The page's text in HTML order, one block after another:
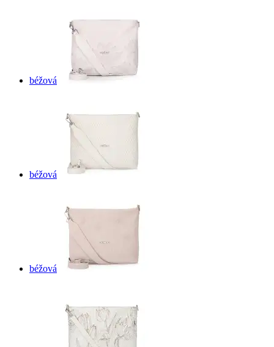
béžová
béžová
béžová